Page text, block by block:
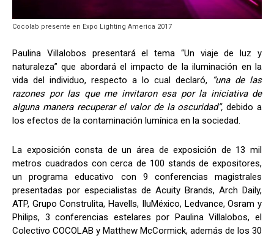
Cocolab presente en Expo Lighting America 2017
Paulina Villalobos presentará el tema “Un viaje de luz y
naturaleza” que abordará el impacto de la iluminación en la
vida del individuo, respecto a lo cual declaró, “una de las
razones por las que me invitaron esa por la iniciativa de
alguna manera recuperar el valor de la oscuridad”,debido a
los efectos de la contaminación lumínica en la sociedad.
La exposición consta de un área de exposición de 13 mil
metros cuadrados con cerca de 100 stands de expositores,
un programa educativo con 9 conferencias magistrales
presentadas por especialistas de Acuity Brands, Arch Daily,
ATP, Grupo Construlita, Havells, IluMéxico, Ledvance, Osram y
Philips, 3 conferencias estelares por Paulina Villalobos, el
Colectivo COCOLAB y Matthew McCormick, además de los 30